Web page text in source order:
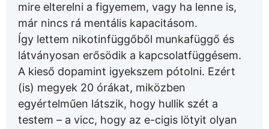
mire elterelni a figyemem, vagy ha lenne is,
már nincs rá mentális kapacitásom.
Így lettem nikotinfüggőből munkafüggő és
látványosan erősödik a kapcsolatfüggésem.
A kieső dopamint igyekszem pótolni. Ezért
(is) megyek 20 órákat, miközben
egyértelműen látszik, hogy hullik szét a
testem – a vicc, hogy az e-cigis lötyit olyan